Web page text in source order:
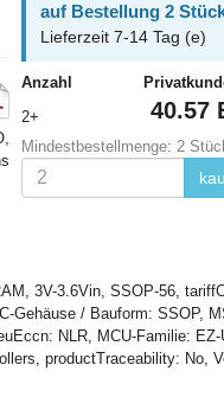
auf Bestellung 2
Lieferzeit 7-14 Tag (e)
Anzahl
2+
40.57
Mindestbestellmenge: 2
3V-3.6Vin, SSOP-56,
/ Bauform: SSOP,
NLR, MCU-Familie:
productTraceability: No,